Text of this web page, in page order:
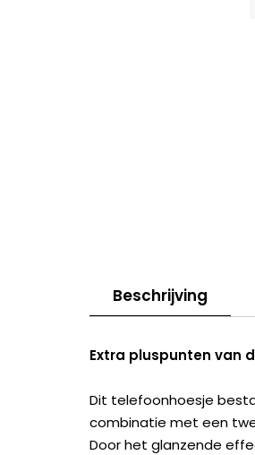
Beschrijving
Extra pluspunten van
Dit telefoonhoesje
combinatie met een
Door het glanzende